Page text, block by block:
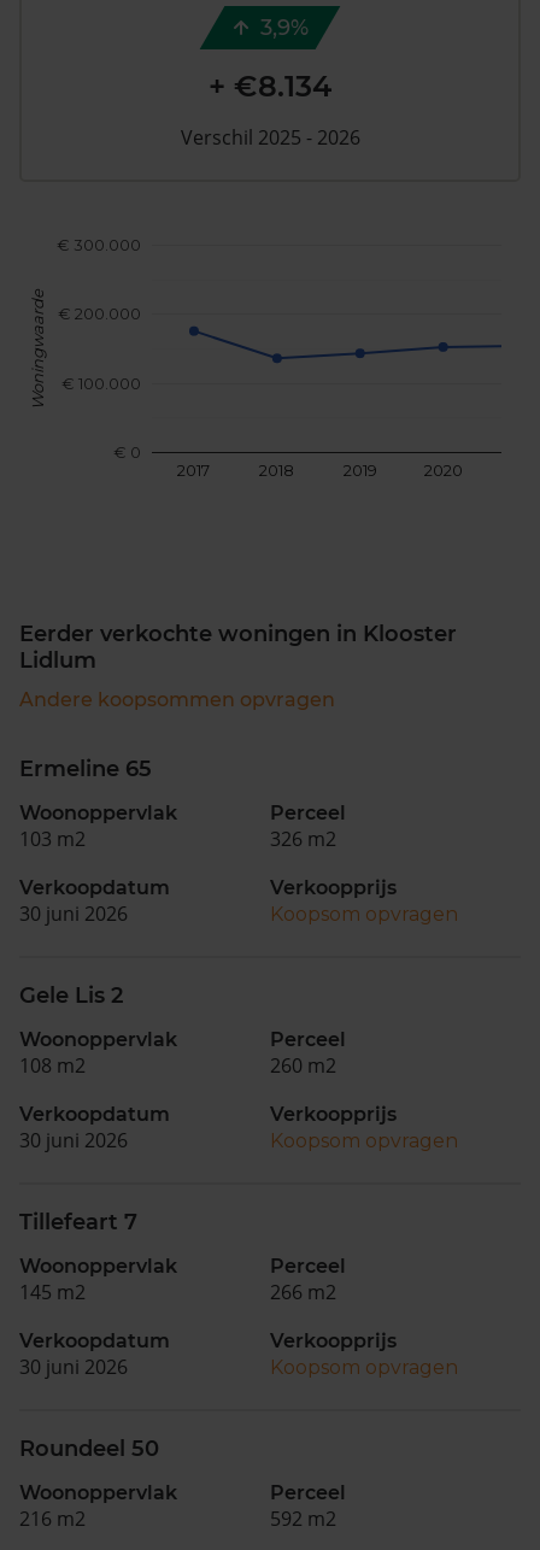
2017 2018 2019 2020
€ 0
€ 100.000
€ 200.000
€ 300.000
Woningwaarde
3,9%
+ €8.134
Verschil 2025 - 2026
Eerder verkochte woningen in Klooster
Lidlum
Andere koopsommen opvragen
Ermeline 65
Woonoppervlak
103 m2
Perceel
326 m2
Verkoopdatum
30 juni 2026
Verkoopprijs
Koopsom opvragen
Gele Lis 2
Woonoppervlak
108 m2
Perceel
260 m2
Verkoopdatum
30 juni 2026
Verkoopprijs
Koopsom opvragen
Tillefeart 7
Woonoppervlak
145 m2
Perceel
266 m2
Verkoopdatum
30 juni 2026
Verkoopprijs
Koopsom opvragen
Roundeel 50
Woonoppervlak
216 m2
Perceel
592 m2